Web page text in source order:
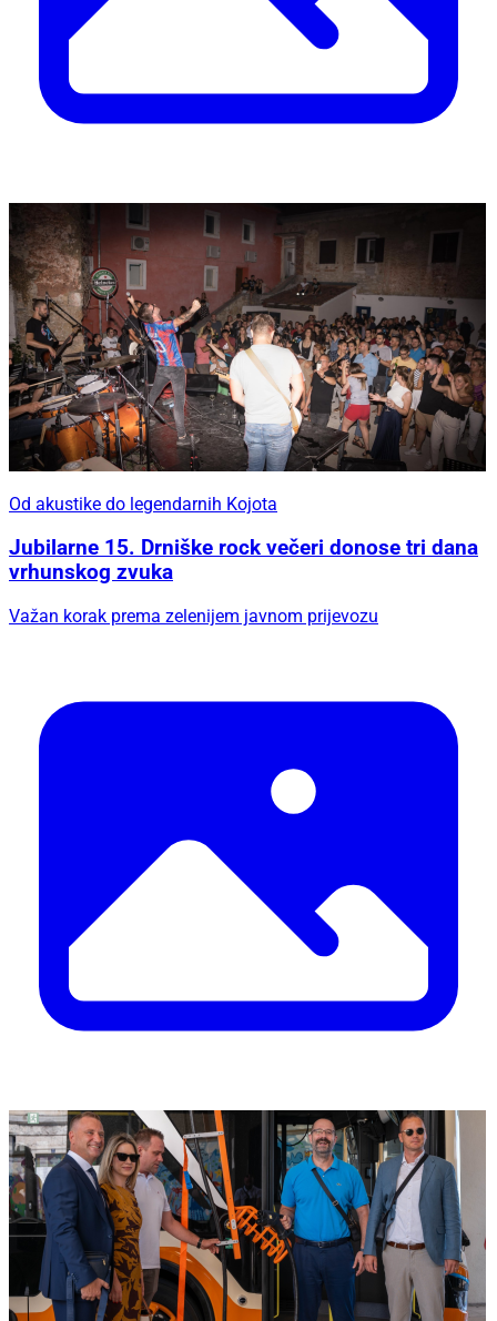
Od akustike do legendarnih Kojota
Jubilarne 15. Drniške rock večeri donose tri dana
vrhunskog zvuka
Važan korak prema zelenijem javnom prijevozu